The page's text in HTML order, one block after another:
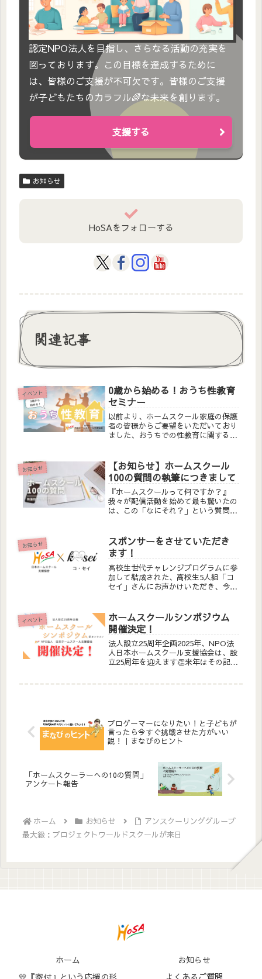
認定NPO法人を目指し、さらなる活動の充実を
図っております。この目標を達成するために
は、皆様のご支援が不可欠です。皆様のご支援
が子どもたちのカラフル🌈な未来を創ります。
支援する
お知らせ
HoSAをフォローする
関連記事
イベント
0歳から始める！おうち性教育
セミナー
以前より、ホームスクール家庭の保護
者の皆様からご要望をいただいており
ました、おうちでの性教育に関するセ
を土台に学びます。包括的性教育と
は、身体や生殖の仕組みだけでなく、
人間...
お知らせ
【お知らせ】ホームスクール
100の質問の執筆につきまして
『ホームスクールって何ですか？』
我々が配信活動を始めて最も驚いたの
は、この「なにそれ？」という質問の
者にとっては当たり前のように使用す
るこの『ホームスクール』という名詞
です...
お知らせ
スポンサーをさせていただき
ます！
高校生世代チャレンジプログラムに参
加して結成された、高校生5人組「コ
セイ」さんにお声かけいただき、今回
レンジプログラムの詳細についてはコ
チラ👇こちらのコセイさんのイベント
に...
イベント
ホームスクールシンポジウム
開催決定！
法人設立25周年企画2025年、NPO法
人日本ホームスクール支援協会は、設
立25周年を迎えます👏来年はその記念
プロゲーマーになりたい！と子どもが
言ったら今すぐ挑戦させた方がいい
説！｜まなびのヒント
「ホームスクーラーへの10の質問」
アンケート報告
ホーム お知らせ
アンスクーリンググループ
最大級：プロジェクトワールドスクールが来日
ホーム
お知らせ